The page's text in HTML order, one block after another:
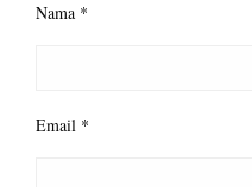
Nama *
Email *